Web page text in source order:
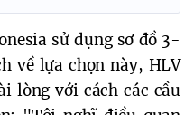
sử dụng sơ đồ 3-
về lựa chọn này, HLV
lòng với cách các cầu